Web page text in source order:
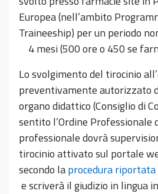
Europea (nell’ambito
Traineeship) per un
4 mesi (500 ore o 450 se
Lo svolgimento del tirocinio
preventivamente autorizzato
organo didattico (Consiglio di
sentito l’Ordine Professionale
professionale dovrà
tirocinio attivato sul portale
secondo laprocedura riportata
e scriverà il giudizio in lingua